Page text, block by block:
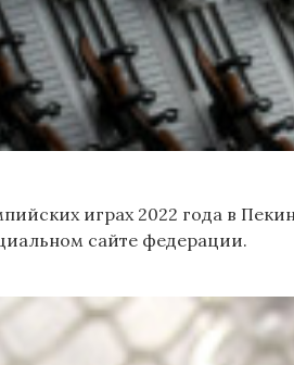
играх 2022 года в
сайте федерации.